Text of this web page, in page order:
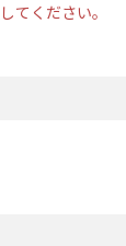
てください。